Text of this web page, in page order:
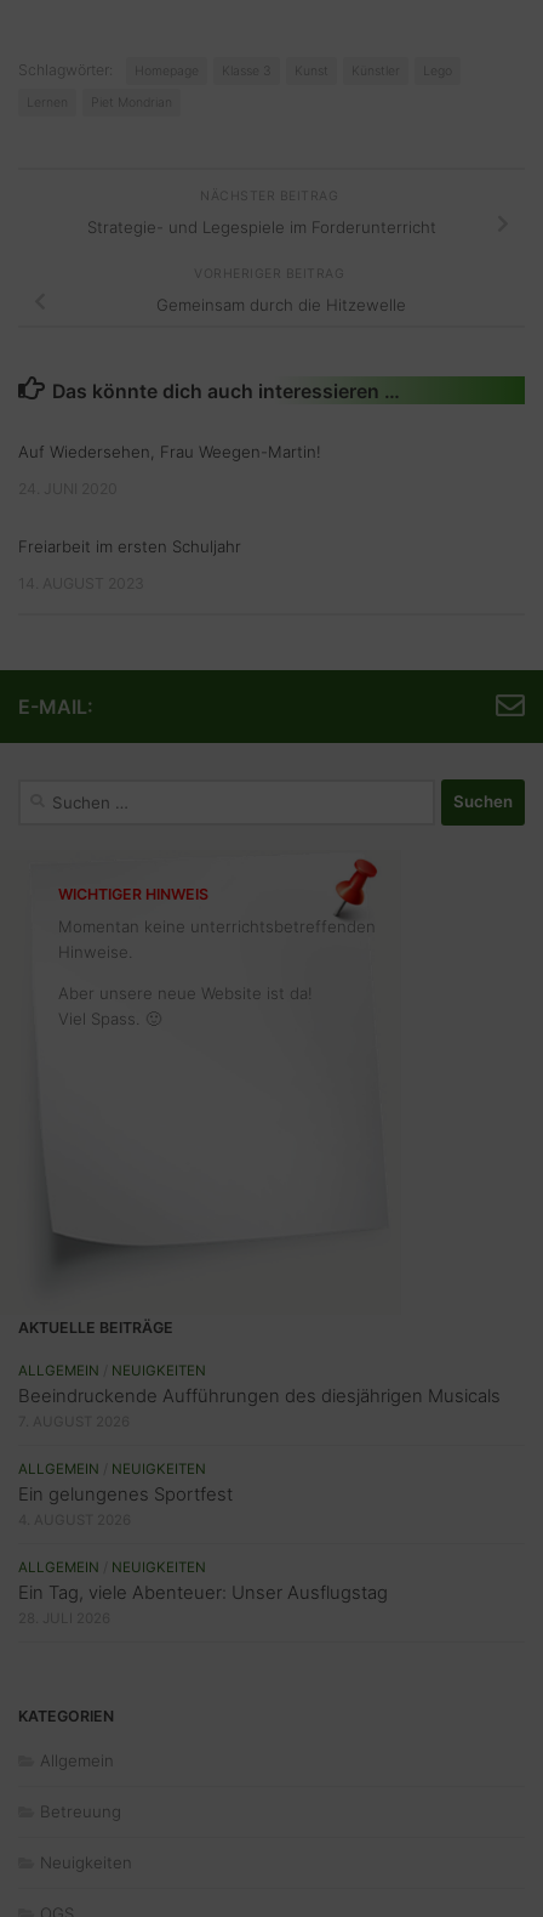
Schlagwörter: Homepage
NÄCHSTER BEITRAG
Strategie- und Legespiele im Forderunterricht
VORHERIGER BEITRAG
Gemeinsam durch die Hitzewelle
Das könnte dich auch interessieren …
Auf Wiedersehen, Frau Weegen-Martin!
Freiarbeit im ersten Schuljahr
E-MAIL:
WICHTIGER HINWEIS
Momentan keine unterrichtsbetreffenden
Hinweise.
Aber unsere neue Website ist da!
Viel Spass. 🙂
AKTUELLE BEITRÄGE
ALLGEMEIN NEUIGKEITEN
Beeindruckende Aufführungen des diesjährigen Musicals
ALLGEMEIN NEUIGKEITEN
Ein gelungenes Sportfest
ALLGEMEIN NEUIGKEITEN
Ein Tag, viele Abenteuer: Unser Ausflugstag
KATEGORIEN
Allgemein
Betreuung
Neuigkeiten
OGS